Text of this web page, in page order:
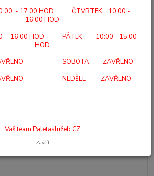
- 17:00 HOD ČTVRTEK 10:00 -
16:00 HOD
- 16:00 HOD PÁTEK 10:00 - 15:00
HOD
SOBOTA ZAVŘENO
NEDĚLE ZAVŘENO
Váš team Paletaslužeb.CZ
Zavřít